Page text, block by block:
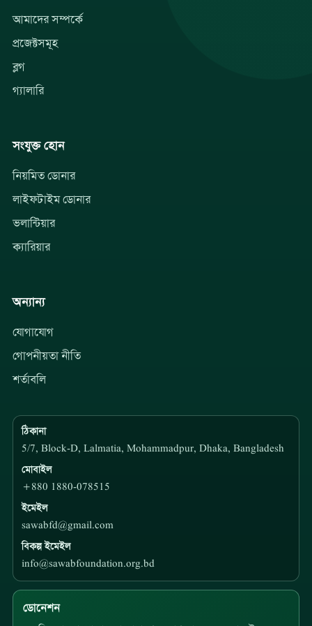
আমাদের সম্পর্কে
প্রজেক্টসমূহ
ব্লগ
গ্যালারি
সংযুক্ত হোন
নিয়মিত ডোনার
লাইফটাইম ডোনার
ভলান্টিয়ার
ক্যারিয়ার
অন্যান্য
যোগাযোগ
গোপনীয়তা নীতি
শর্তাবলি
ঠিকানা
5/7, Block-D, Lalmatia, Mohammadpur, Dhaka, Bangladesh
মোবাইল
+880 1880-078515
ইমেইল
sawabfd@gmail.com
বিকল্প ইমেইল
info@sawabfoundation.org.bd
ডোনেশন